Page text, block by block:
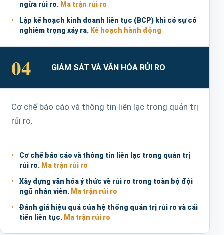
ngừa rủi ro. Ma trận rủi ro
Lập kế hoạch kinh doanh liên tục (BCP) khi có sự cố
nghiêm trọng xảy ra. Kế hoạch hành động
04 GIÁM SÁT VÀ VĂN HÓA RỦI RO
Cơ chế báo cáo và thông tin liên lạc trong quản trị
rủi ro.
Cơ chế báo cáo và thông tin liên lạc trong quản trị
rủi ro. Ma trận rủi ro
Xây dựng văn hóa ý thức về rủi ro trong toàn bộ đội
ngũ nhân viên. Ma trận rủi ro
Đánh giá hiệu quả của hệ thống quản trị rủi ro và cải
tiến liên tục. Ma trận rủi ro